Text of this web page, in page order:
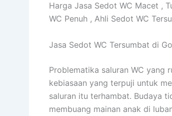
Harga Jasa Sedot WC Macet ,
WC Penuh , Ahli Sedot WC
Jasa Sedot WC Tersumbat di
Problematika saluran WC yang
kebiasaan yang terpuji untuk
saluran itu terhambat. Budaya
membuang mainan anak di